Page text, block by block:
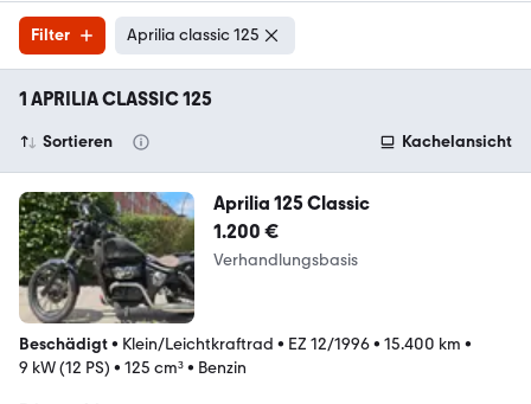
Filter Aprilia classic 125
1 APRILIA CLASSIC 125
Sortieren Kachelansicht
Aprilia 125 Classic
1.200 €
Verhandlungsbasis
Beschädigt• Klein/Leichtkraftrad • EZ 12/1996• 15.400 km •
9 kW (12 PS) • 125 cm³• Benzin